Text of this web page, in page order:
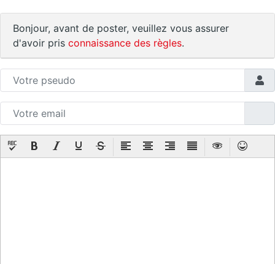
Bonjour, avant de poster, veuillez vous assurer
d'avoir pris connaissance des règles.